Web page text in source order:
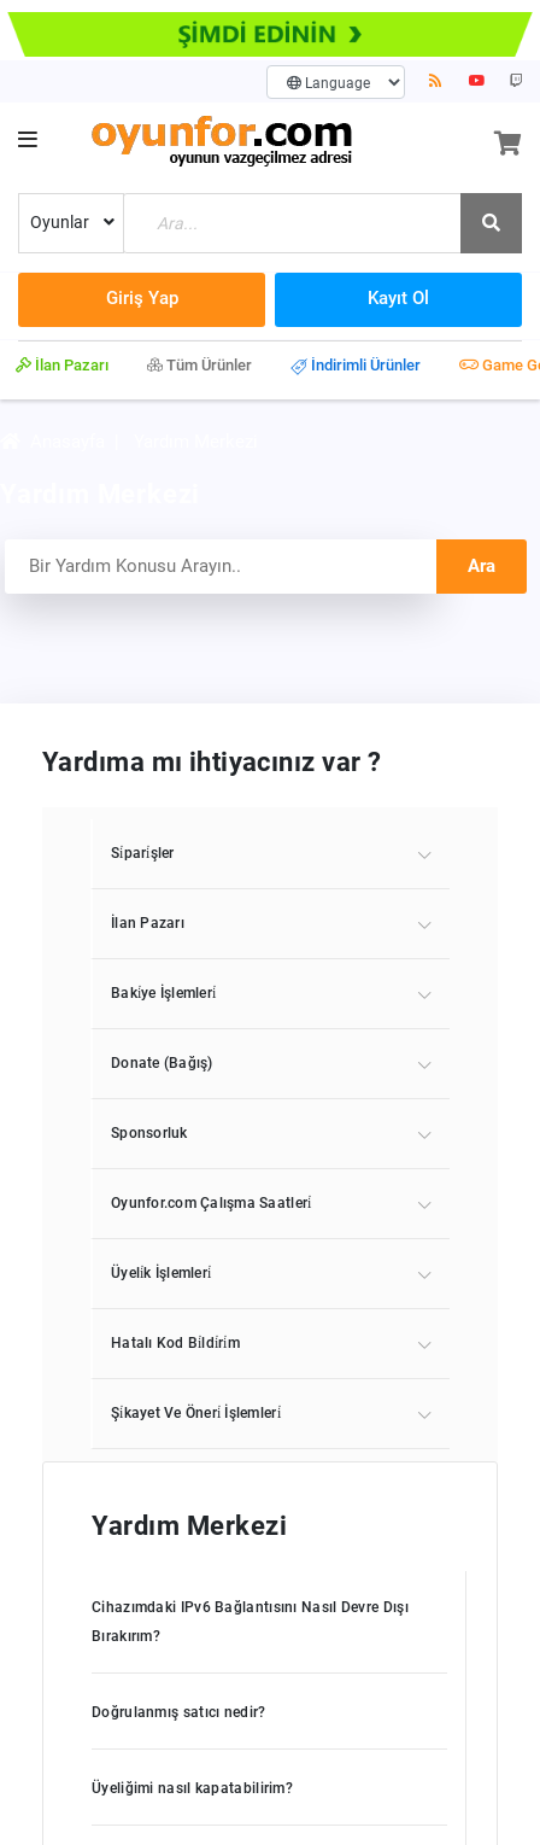
Oyunlar
Giriş Yap Kayıt Ol
İlan Pazarı Tüm Ürünler İndirimli Ürünler Game
Ara
Yardıma mı ihtiyacınız var ?
Si̇pari̇şler
İlan Pazarı
Baki̇ye İşlemleri̇
Donate (Bağış)
Sponsorluk
Oyunfor.com Çalışma Saatleri̇
Üyeli̇k İşlemleri̇
Hatalı Kod Bi̇ldi̇ri̇m
Şi̇kayet Ve Öneri̇ İşlemleri̇
Yardım Merkezi
Cihazımdaki IPv6 Bağlantısını Nasıl Devre Dışı
Bırakırım?
Doğrulanmış satıcı nedir?
Üyeliğimi nasıl kapatabilirim?